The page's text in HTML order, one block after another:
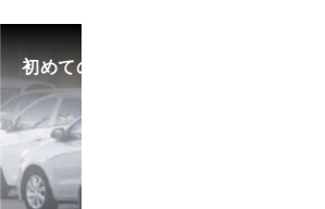
初めての中古車選び、購入時の流れ